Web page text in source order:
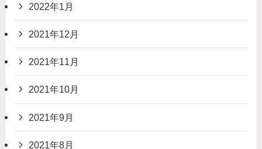
2022年1月
2021年12月
2021年11月
2021年10月
2021年9月
2021年8月